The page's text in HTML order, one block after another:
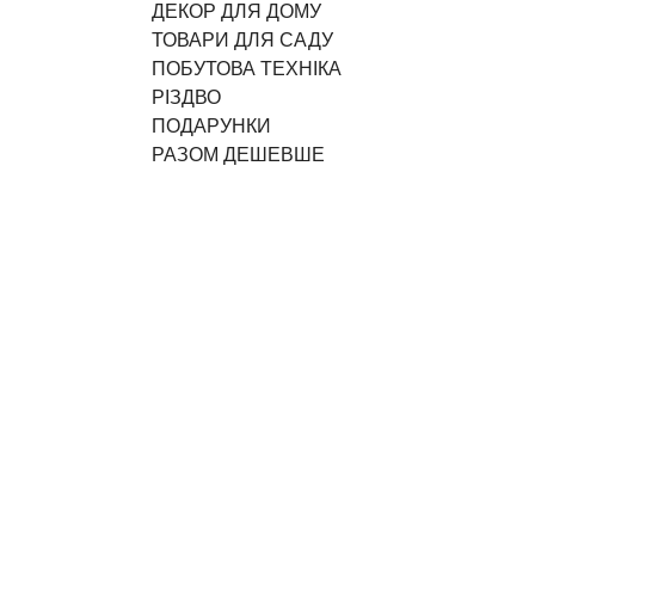
ДЕКОР ДЛЯ ДОМУ
ТОВАРИ ДЛЯ САДУ
ПОБУТОВА ТЕХНІКА
РІЗДВО
ПОДАРУНКИ
РАЗОМ ДЕШЕВШЕ